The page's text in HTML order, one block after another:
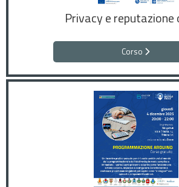
Privacy e reputazione
Corso